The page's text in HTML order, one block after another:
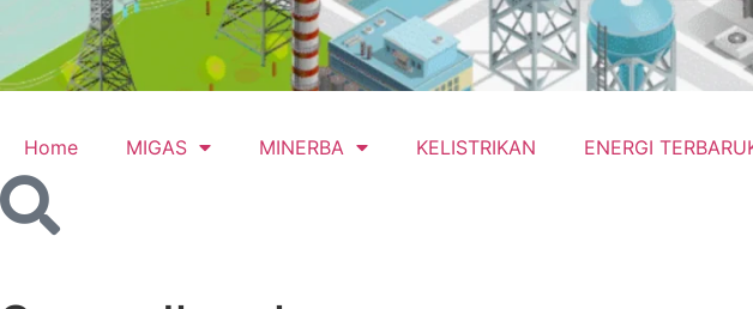
Home MIGAS MINERBA KELISTRIKAN ENERGI